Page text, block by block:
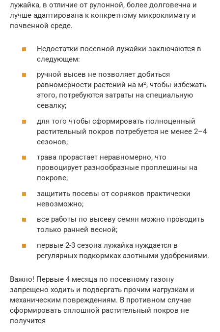
лужайка, в отличие от рулонной, более долговечна и
лучше адаптирована к конкретному микроклимату и
почвенной среде.
Недостатки посевной лужайки заключаются в
следующем:
ручной высев не позволяет добиться
равномерности растений на м², чтобы избежать
этого, потребуются затраты на специальную
севалку;
для того чтобы сформировать полноценный
растительный покров потребуется не менее 2–4
сезонов;
трава прорастает неравномерно, что
провоцирует разнообразные проплешины на
покрове;
защитить посевы от сорняков практически
невозможно;
все работы по высеву семян можно проводить
только ранней весной;
первые 2-3 сезона лужайка нуждается в
регулярных подкормках азотными удобрениями.
Важно! Первые 4 месяца по посевному газону
запрещено ходить и подвергать прочим нагрузкам и
механическим повреждениям. В противном случае
сформировать сплошной растительный покров не
получится